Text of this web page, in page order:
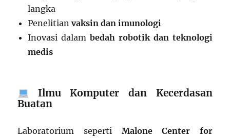
langka
Penelitianvaksin dan imunologi
Inovasi dalambedah robotik dan teknologi
medis
Ilmu Komputer dan Kecerdasan
Buatan
Laboratorium seperti Malone Center for